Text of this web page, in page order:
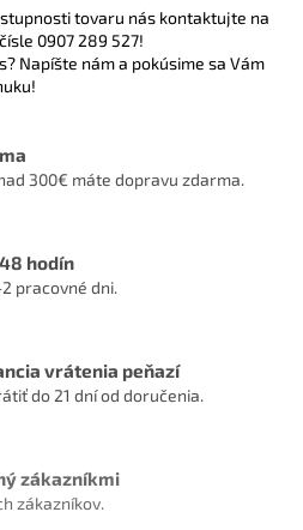
v
k
y
v
s
tovaru nás kontaktujte na
0907 289 527!
Napíšte nám a pokúsime sa Vám
300€ máte dopravu zdarma.
hodín
pracovné dni.
vrátenia peňazí
do 21 dní od doručenia.
zákazníkmi
zákazníkov.